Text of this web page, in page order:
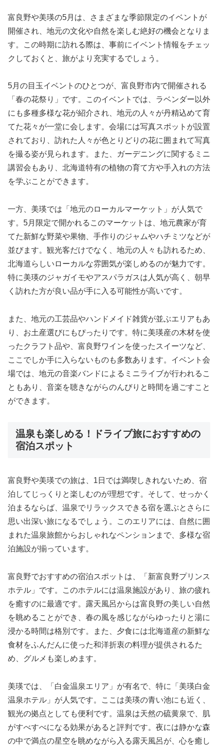
富良野や美瑛の5月は、さまざまな季節限定のイベントが
開催され、地元の文化や自然を楽しむ絶好の機会となりま
す。この時期に訪れる際は、事前にイベント情報をチェッ
クしておくと、旅がより充実するでしょう。
5月の目玉イベントのひとつが、富良野市内で開催される
「春の花祭り」です。このイベントでは、ラベンダー以外
にも多種多様な花が紹介され、地元の人々が丹精込めて育
てた花々が一堂に会します。会場には写真スポットが設置
されており、訪れた人々が色とりどりの花に囲まれて写真
を撮る姿が見られます。また、ガーデニングに関するミニ
講習会もあり、北海道特有の植物の育て方や手入れの方法
を学ぶことができます。
一方、美瑛では「地元のローカルマーケット」が人気で
す。5月限定で開かれるこのマーケットは、地元農家が育
てた新鮮な野菜や果物、手作りのジャムやハチミツなどが
並びます。観光客だけでなく、地元の人々も訪れるため、
北海道らしいローカルな雰囲気が楽しめるのが魅力です。
特に美瑛のジャガイモやアスパラガスは人気が高く、朝早
く訪れた方が良い品が手に入る可能性が高いです。
また、地元の工芸品やハンドメイド雑貨が並ぶエリアもあ
り、お土産選びにもぴったりです。特に美瑛産の木材を使
ったクラフト品や、富良野ワインを使ったスイーツなど、
ここでしか手に入らないものも多数あります。イベント会
場では、地元の音楽バンドによるミニライブが行われるこ
ともあり、音楽を聴きながらのんびりと時間を過ごすこと
ができます。
温泉も楽しめる！ドライブ旅におすすめの
宿泊スポット
富良野や美瑛での旅は、1日では満喫しきれないため、宿
泊してじっくりと楽しむのが理想です。そして、せっかく
泊まるならば、温泉でリラックスできる宿を選ぶとさらに
思い出深い旅になるでしょう。このエリアには、自然に囲
まれた温泉旅館からおしゃれなペンションまで、多様な宿
泊施設が揃っています。
富良野でおすすめの宿泊スポットは、「新富良野プリンス
ホテル」です。このホテルには温泉施設があり、旅の疲れ
を癒すのに最適です。露天風呂からは富良野の美しい自然
を眺めることができ、春の風を感じながらゆったりと湯に
浸かる時間は格別です。また、夕食には北海道産の新鮮な
食材をふんだんに使った和洋折衷の料理が提供されるた
め、グルメも楽しめます。
美瑛では、「白金温泉エリア」が有名で、特に「美瑛白金
温泉ホテル」が人気です。ここは美瑛の青い池にも近く、
観光の拠点としても便利です。温泉は天然の硫黄泉で、肌
がすべすべになる効果があると評判です。夜には静かな森
の中で満点の星空を眺めながら入る露天風呂が、心を癒し